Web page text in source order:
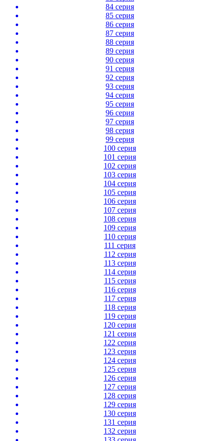
84 серия
85 серия
86 серия
87 серия
88 серия
89 серия
90 серия
91 серия
92 серия
93 серия
94 серия
95 серия
96 серия
97 серия
98 серия
99 серия
100 серия
101 серия
102 серия
103 серия
104 серия
105 серия
106 серия
107 серия
108 серия
109 серия
110 серия
111 серия
112 серия
113 серия
114 серия
115 серия
116 серия
117 серия
118 серия
119 серия
120 серия
121 серия
122 серия
123 серия
124 серия
125 серия
126 серия
127 серия
128 серия
129 серия
130 серия
131 серия
132 серия